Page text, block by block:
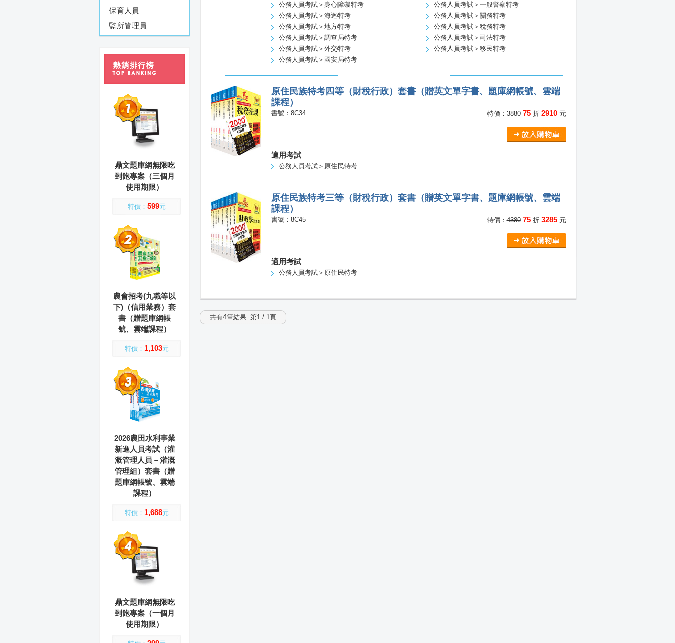
保育人員
監所管理員
鼎文題庫網無限吃
到飽專案（三個月
使用期限）
特價： 599元
農會招考(九職等以
下)（信用業務）套
書（贈題庫網帳
號、雲端課程）
特價： 1,103元
2026農田水利事業
新進人員考試（灌
溉管理人員－灌溉
管理組）套書（贈
題庫網帳號、雲端
課程）
特價： 1,688元
鼎文題庫網無限吃
到飽專案（一個月
使用期限）
公務人員考試＞身心障礙特考
公務人員考試＞一般警察特考
公務人員考試＞海巡特考
公務人員考試＞關務特考
公務人員考試＞地方特考
公務人員考試＞稅務特考
公務人員考試＞調查局特考
公務人員考試＞司法特考
公務人員考試＞外交特考
公務人員考試＞移民特考
公務人員考試＞國安局特考
原住民族特考四等（財稅行政）套書（贈英文單字書、題庫網帳號、雲端
課程）
書號：8C34 特價：388075折 2910元
適用考試
公務人員考試＞原住民特考
原住民族特考三等（財稅行政）套書（贈英文單字書、題庫網帳號、雲端
課程）
書號：8C45 特價：438075折 3285元
適用考試
公務人員考試＞原住民特考
共有4筆結果│第1 / 1頁